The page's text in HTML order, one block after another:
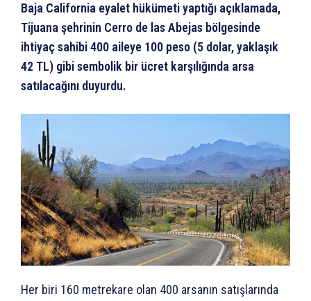
Baja California eyalet hükümeti yaptığı açıklamada,
Tijuana şehrinin Cerro de las Abejas bölgesinde
ihtiyaç sahibi 400 aileye 100 peso (5 dolar, yaklaşık
42 TL) gibi sembolik bir ücret karşılığında arsa
satılacağını duyurdu.
Her biri 160 metrekare olan 400 arsanın satışlarında